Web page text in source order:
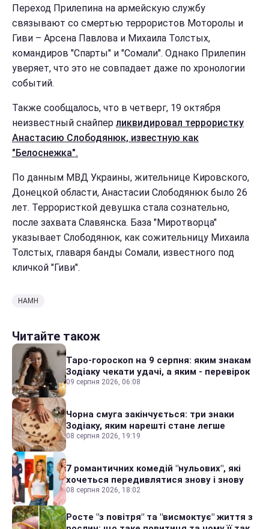
Переход Прилепина на армейскую службу
связывают со смертью террористов Моторолы и
Гиви – Арсена Павлова и Михаила Толстых,
командиров "Спарты" и "Сомали". Однако Прилепин
уверяет, что это не совпадает даже по хронологии
событий.
Также сообщалось, что в четверг, 19 октября
неизвестный снайпер ликвидировал террористку
Анастасию Слободянюк, известную как
"Белоснежка".
По данным МВД Украины, жительнице Кировского,
Донецкой области, Анастасии Слободянюк было 26
лет. Террористкой девушка стала сознательно,
после захвата Славянска. База "Миротворца"
указывает Слободянюк, как сожительницу Михаила
Толстых, главаря банды Сомали, известного под
кличкой "Гиви".
НАМН
Читайте також
Таро-гороскоп на 9 серпня: яким знакам
Зодіаку чекати удачі, а яким - перевірок
09 серпня 2026, 06:08
Чорна смуга закінчується: три знаки
Зодіаку, яким нарешті стане легше
08 серпня 2026, 19:19
7 романтичних комедій "нульових", які
хочеться передивлятися знову і знову
08 серпня 2026, 18:02
Росте "з повітря" та "висмоктує" життя з